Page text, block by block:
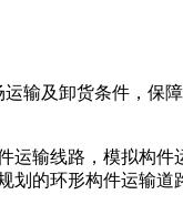
输及卸货条件，保
运输线路，模拟构
划的环形构件运输